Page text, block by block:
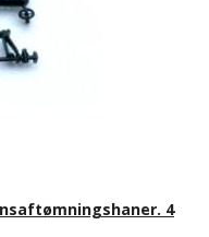
4